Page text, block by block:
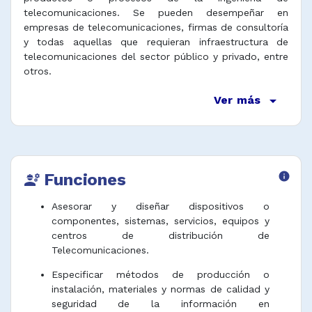
telecomunicaciones. Se pueden desempeñar en
empresas de telecomunicaciones, firmas de consultoría
y todas aquellas que requieran infraestructura de
telecomunicaciones del sector público y privado, entre
otros.
Ver más arrow_drop_down
engineering Funciones info
Asesorar y diseñar dispositivos o
componentes, sistemas, servicios, equipos y
centros de distribución de
Telecomunicaciones.
Especificar métodos de producción o
instalación, materiales y normas de calidad y
seguridad de la información en